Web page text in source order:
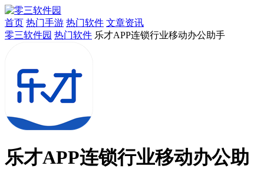
首页 热门手游 热门软件 文章资讯
零三软件园 热门软件 乐才APP连锁行业移动办公助手
乐才APP连锁行业移动办公助